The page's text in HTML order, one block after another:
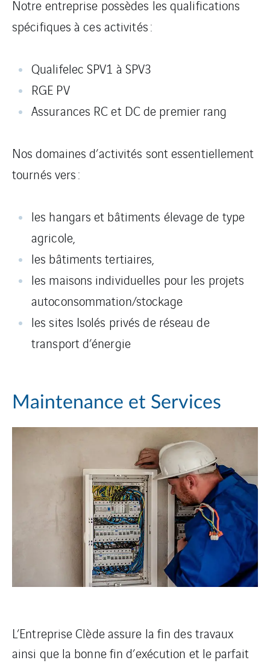
Notre entreprise possèdes les qualifications
spécifiques à ces activités :
Qualifelec SPV1 à SPV3
RGE PV
Assurances RC et DC de premier rang
Nos domaines d’activités sont essentiellement
tournés vers :
les hangars et bâtiments élevage de type
agricole,
les bâtiments tertiaires,
les maisons individuelles pour les projets
autoconsommation/stockage
les sites Isolés privés de réseau de
transport d’énergie
Maintenance et Services
L’Entreprise Clède assure la fin des travaux
ainsi que la bonne fin d’exécution et le parfait